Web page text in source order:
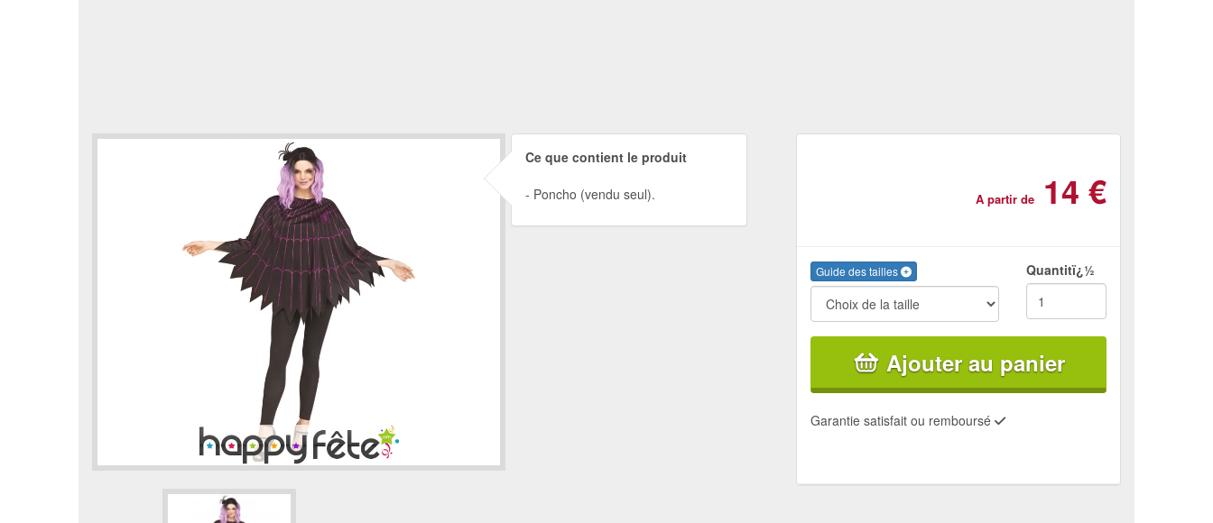
Ce que contient le produit
Poncho (vendu seul). A partir de 14 €
Guide des tailles Quantitï¿½
Ajouter au panier
Garantie satisfait ou remboursé